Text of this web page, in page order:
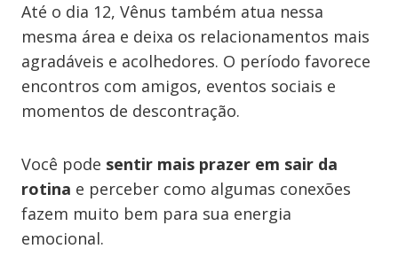
Até o dia 12, Vênus também atua nessa
mesma área e deixa os relacionamentos mais
agradáveis e acolhedores. O período favorece
encontros com amigos, eventos sociais e
momentos de descontração.
Você pode sentir mais prazer em sair da
rotina e perceber como algumas conexões
fazem muito bem para sua energia
emocional.